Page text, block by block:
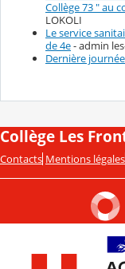
Collège 73 " au
LOKOLI
Le service
de 4e- admin
Dernière
Collège Les
Contacts Mentions légales